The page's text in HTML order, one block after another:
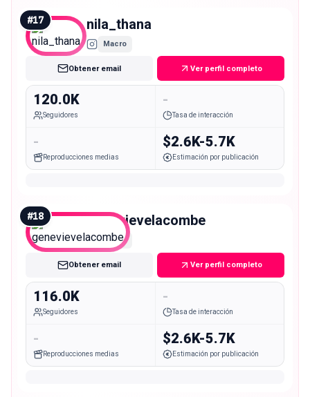
#17 nila_thana
Macro
Obtener email Ver perfil completo
120.0K
Seguidores
-
Tasa de interacción
-
Reproducciones medias
$2.6K-5.7K
Estimación por publicación
#18 genevievelacombe
Macro
Obtener email Ver perfil completo
116.0K
Seguidores
-
Tasa de interacción
-
Reproducciones medias
$2.6K-5.7K
Estimación por publicación